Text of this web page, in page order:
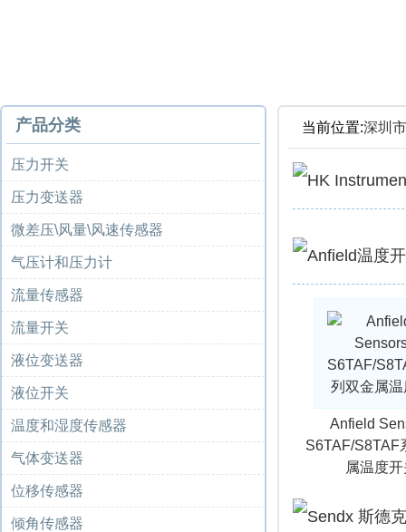
当前位置:深圳
Anfield
S6TAF/S8TAF
属温度
产品分类
压力开关
压力变送器
微差压\风量\风速传感器
气压计和压力计
流量传感器
流量开关
液位变送器
液位开关
温度和湿度传感器
气体变送器
位移传感器
倾角传感器